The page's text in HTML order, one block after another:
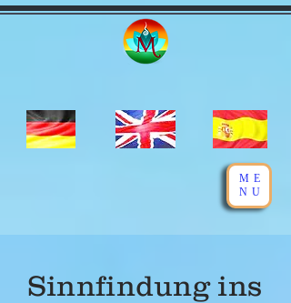
ME
NU
Sinnfindung ins